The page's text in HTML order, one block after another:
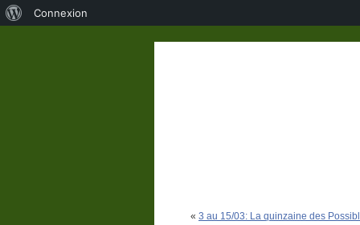
« 3 au 15/03: La quinzaine des
Connexion